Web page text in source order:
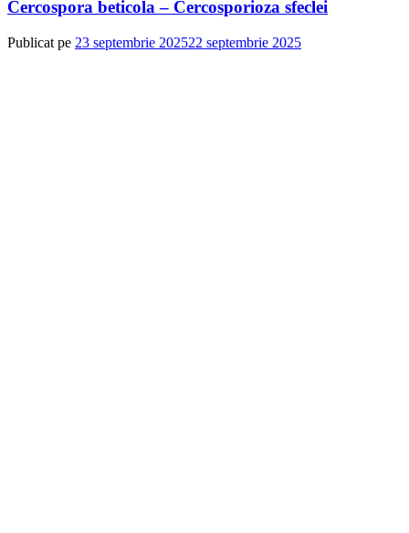
Cercospora beticola – Cercosporioza sfeclei
Publicat pe 23 septembrie 202522 septembrie 2025